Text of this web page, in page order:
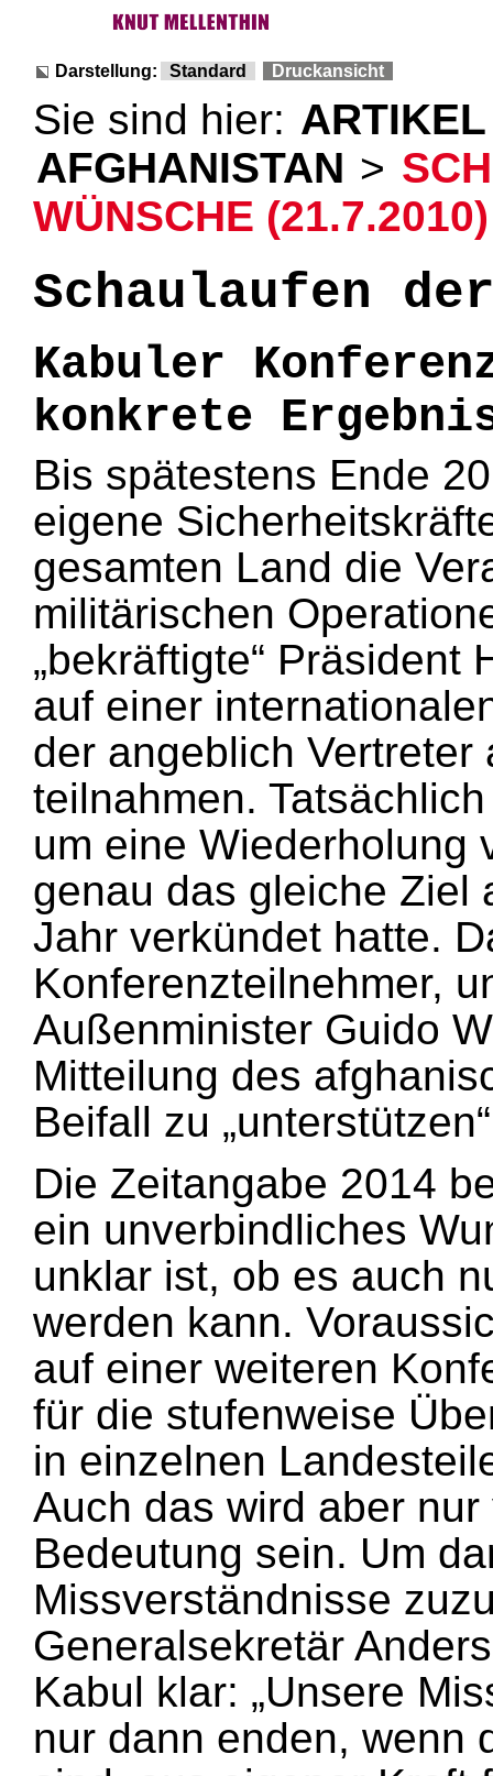
Darstellung: Standard Druckansicht
Sie sind hier: ARTIKEL
AFGHANISTAN >
WÜNSCHE (21.7.2010)
Schaulaufen der
Kabuler
konkrete
Bis spätestens Ende
eigene
gesamten Land die
militärischen
„bekräftigte“ Präsident
auf einer
der angeblich
teilnahmen.
um eine Wiederholung
genau das gleiche Ziel
Jahr verkündet hatte.
Konferenzteilnehmer,
Außenminister Guido
Mitteilung des
Beifall zu
Die Zeitangabe 2014
ein unverbindliches
unklar ist, ob es auch
werden kann.
auf einer weiteren
für die stufenweise
in einzelnen
Auch das wird aber
Bedeutung sein. Um
Missverständnisse
Generalsekretär
Kabul klar: „Unsere
nur dann enden, wenn